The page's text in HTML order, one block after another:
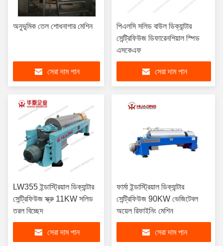
অনুভূমিক তেল শোধনাগার মেশিন
সেরা দাম পান
পিএলসি সলিড বাউল ডিক্যান্টার
সেন্ট্রিফিউজ ডিফারেনশিয়াল স্পিড
এসকেএফ
সেরা দাম পান
LW355 ইন্ডাস্ট্রিয়াল ডিক্যান্টার
সেন্ট্রিফিউজ স্ক্রু 11KW সলিড
তরল বিচ্ছেদ
সেরা দাম পান
ফার্মা ইন্ডাস্ট্রিয়াল ডিক্যান্টার
সেন্ট্রিফিউজ 90KW ভেজিটেবল
অয়েল রিফাইনিং মেশিন
সেরা দাম পান